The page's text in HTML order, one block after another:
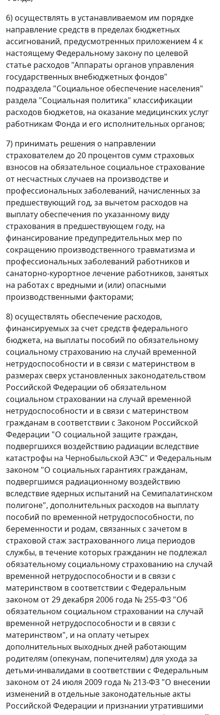
6) осуществлять в устанавливаемом им порядке
направление средств в пределах бюджетных
ассигнований, предусмотренных приложением 4 к
настоящему Федеральному закону по целевой
статье расходов "Аппараты органов управления
государственных внебюджетных фондов"
подраздела "Социальное обеспечение населения"
раздела "Социальная политика" классификации
расходов бюджетов, на оказание медицинских услуг
работникам Фонда и его исполнительных органов;
7) принимать решения о направлении
страхователем до 20 процентов сумм страховых
взносов на обязательное социальное страхование
от несчастных случаев на производстве и
профессиональных заболеваний, начисленных за
предшествующий год, за вычетом расходов на
выплату обеспечения по указанному виду
страхования в предшествующем году, на
финансирование предупредительных мер по
сокращению производственного травматизма и
профессиональных заболеваний работников и
санаторно-курортное лечение работников, занятых
на работах с вредными и (или) опасными
производственными факторами;
8) осуществлять обеспечение расходов,
финансируемых за счет средств федерального
бюджета, на выплаты пособий по обязательному
социальному страхованию на случай временной
нетрудоспособности и в связи с материнством в
размерах сверх установленных законодательством
Российской Федерации об обязательном
социальном страховании на случай временной
нетрудоспособности и в связи с материнством
гражданам в соответствии с Законом Российской
Федерации "О социальной защите граждан,
подвергшихся воздействию радиации вследствие
катастрофы на Чернобыльской АЭС" и Федеральным
законом "О социальных гарантиях гражданам,
подвергшимся радиационному воздействию
вследствие ядерных испытаний на Семипалатинском
полигоне", дополнительных расходов на выплату
пособий по временной нетрудоспособности, по
беременности и родам, связанных с зачетом в
страховой стаж застрахованного лица периодов
службы, в течение которых гражданин не подлежал
обязательному социальному страхованию на случай
временной нетрудоспособности и в связи с
материнством в соответствии с Федеральным
законом от 29 декабря 2006 года № 255-ФЗ "Об
обязательном социальном страховании на случай
временной нетрудоспособности и в связи с
материнством", и на оплату четырех
дополнительных выходных дней работающим
родителям (опекунам, попечителям) для ухода за
детьми-инвалидами в соответствии с Федеральным
законом от 24 июля 2009 года № 213-ФЗ "О внесении
изменений в отдельные законодательные акты
Российской Федерации и признании утратившими